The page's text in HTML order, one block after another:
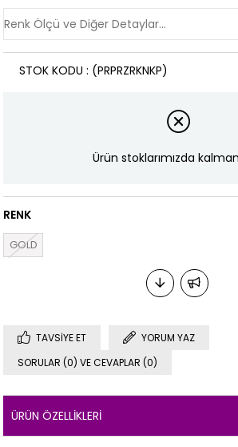
(PRPRZRKNKP)
STOK KODU
Ürün stoklarımızda
RENK
GOLD
TAVSIYE ET
YORUM YAZ
SORULAR (0) VE CEVAPLAR (0)
ÜRÜN ÖZELLIKLERI